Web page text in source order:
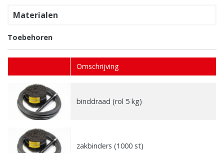
Materialen
Toebehoren
Omschrijving
binddraad (rol 5 kg)
zakbinders (1000 st)